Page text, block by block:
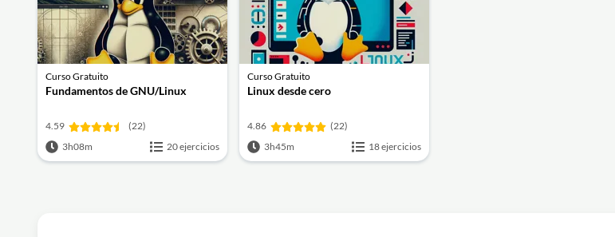
Curso Gratuito
Fundamentos de GNU/Linux
4.59
(22)
3h08m
20 ejercicios
Curso Gratuito
Linux desde cero
4.86
(22)
3h45m
18 ejercicios